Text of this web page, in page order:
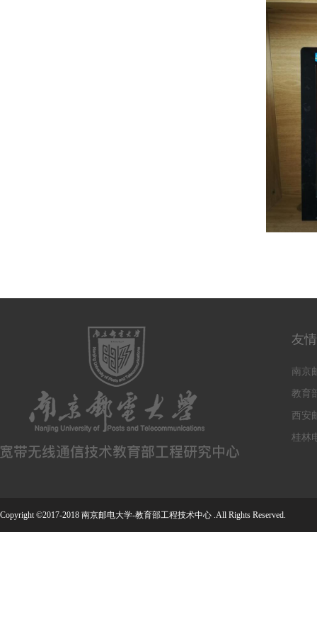
友
南京
教育
西安
桂林
Copyright ©2017-2018 南京邮电大学-教育部工程技术中心 .All Rights Reserved.